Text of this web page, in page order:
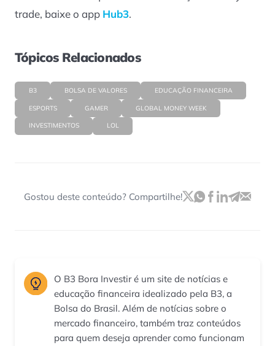
trade, baixe o app Hub3.
Tópicos Relacionados
B3 BOLSA DE VALORES EDUCAÇÃO FINANCEIRA
ESPORTS GAMER GLOBAL MONEY WEEK
INVESTIMENTOS LOL
Gostou deste conteúdo? Compartilhe!
O B3 Bora Investir é um site de notícias e
educação financeira idealizado pela B3, a
Bolsa do Brasil. Além de notícias sobre o
mercado financeiro, também traz conteúdos
para quem deseja aprender como funcionam